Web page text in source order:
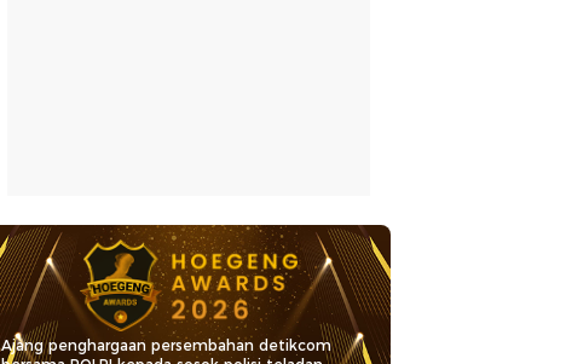
Ajang penghargaan persembahan detikcom